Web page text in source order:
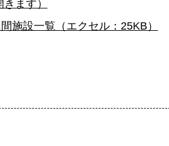
ます）
施設一覧（エクセル：25KB）